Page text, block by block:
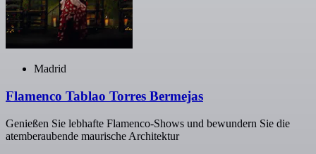
Madrid
Flamenco Tablao Torres Bermejas
Genießen Sie lebhafte Flamenco-Shows und bewundern Sie die
atemberaubende maurische Architektur